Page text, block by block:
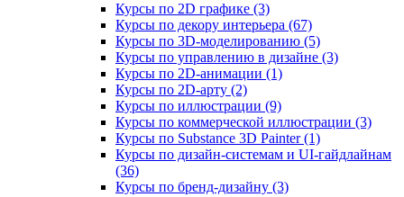
Курсы по 2D графике (3)
Курсы по декору интерьера (67)
Курсы по 3D‑моделированию (5)
Курсы по управлению в дизайне (3)
Курсы по 2D‑анимации (1)
Курсы по 2D‑арту (2)
Курсы по иллюстрации (9)
Курсы по коммерческой иллюстрации (3)
Курсы по Substance 3D Painter (1)
Курсы по дизайн-системам и UI-гайдлайнам
(36)
Курсы по бренд‑дизайну (3)